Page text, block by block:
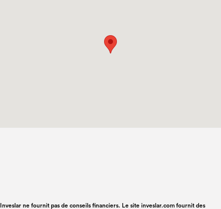
Inveslar ne fournit pas de conseils financiers. Le site inveslar.com fournit des